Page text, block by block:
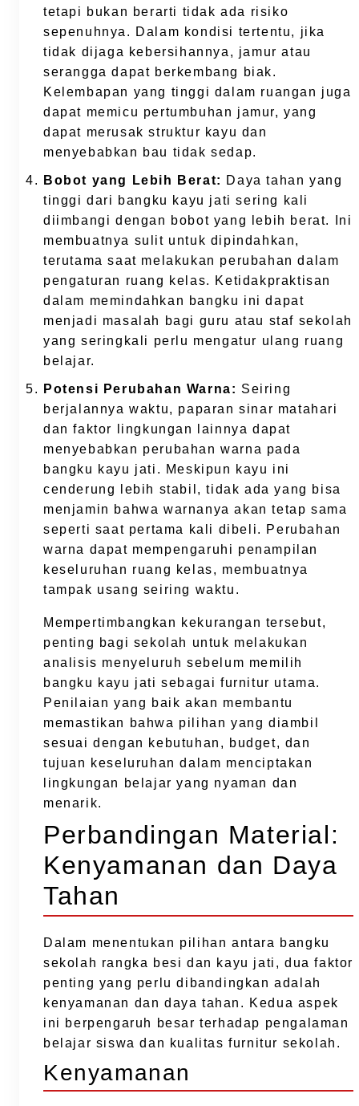
tetapi bukan berarti tidak ada risiko
sepenuhnya. Dalam kondisi tertentu, jika
tidak dijaga kebersihannya, jamur atau
serangga dapat berkembang biak.
Kelembapan yang tinggi dalam ruangan juga
dapat memicu pertumbuhan jamur, yang
dapat merusak struktur kayu dan
menyebabkan bau tidak sedap.
Bobot yang Lebih Berat: Daya tahan yang
tinggi dari bangku kayu jati sering kali
diimbangi dengan bobot yang lebih berat. Ini
membuatnya sulit untuk dipindahkan,
terutama saat melakukan perubahan dalam
pengaturan ruang kelas. Ketidakpraktisan
dalam memindahkan bangku ini dapat
menjadi masalah bagi guru atau staf sekolah
yang seringkali perlu mengatur ulang ruang
belajar.
Potensi Perubahan Warna: Seiring
berjalannya waktu, paparan sinar matahari
dan faktor lingkungan lainnya dapat
menyebabkan perubahan warna pada
bangku kayu jati. Meskipun kayu ini
cenderung lebih stabil, tidak ada yang bisa
menjamin bahwa warnanya akan tetap sama
seperti saat pertama kali dibeli. Perubahan
warna dapat mempengaruhi penampilan
keseluruhan ruang kelas, membuatnya
tampak usang seiring waktu.
Mempertimbangkan kekurangan tersebut,
penting bagi sekolah untuk melakukan
analisis menyeluruh sebelum memilih
bangku kayu jati sebagai furnitur utama.
Penilaian yang baik akan membantu
memastikan bahwa pilihan yang diambil
sesuai dengan kebutuhan, budget, dan
tujuan keseluruhan dalam menciptakan
lingkungan belajar yang nyaman dan
menarik.
Perbandingan Material:
Kenyamanan dan Daya
Tahan
Dalam menentukan pilihan antara bangku
sekolah rangka besi dan kayu jati, dua faktor
penting yang perlu dibandingkan adalah
kenyamanan dan daya tahan. Kedua aspek
ini berpengaruh besar terhadap pengalaman
belajar siswa dan kualitas furnitur sekolah.
Kenyamanan